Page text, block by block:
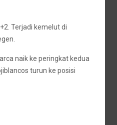
Terjadi kemelut di
naik ke peringkat kedua
turun ke posisi